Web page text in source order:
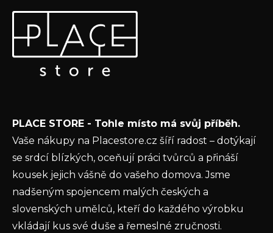
Odebírat newsletter
Vložte svůj e-mail a my vám budeme zasílat informace o
nových produktech na našem e-shopu.
ochrany osobních údajů
PŘIHLÁSIT SE
PLACE STORE - Tohle místo má svůj příběh.
Vaše nákupy na Placestore.cz šíří radost – dotýkají
se srdcí blízkých, oceňují práci tvůrců a přináší
kousek jejich vášně do vašeho domova. Jsme
nadšeným spojencem malých českých a
slovenských umělců, kteří do každého výrobku
vkládají kus své duše a řemeslné zručnosti.